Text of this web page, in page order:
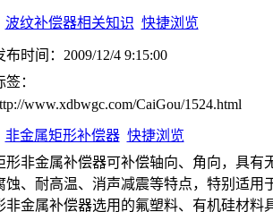
波纹补偿器相关知识 快捷浏览
布时间：2009/12/4 9:15:00
签：
www.xdbwgc.com/CaiGou/1524.html
非金属矩形补偿器 快捷浏览
形非金属补偿器可补偿轴向、角向，具有
蚀、耐高温、消声减震等特点，特别适用
非金属补偿器选用的氟塑料、有机硅材料